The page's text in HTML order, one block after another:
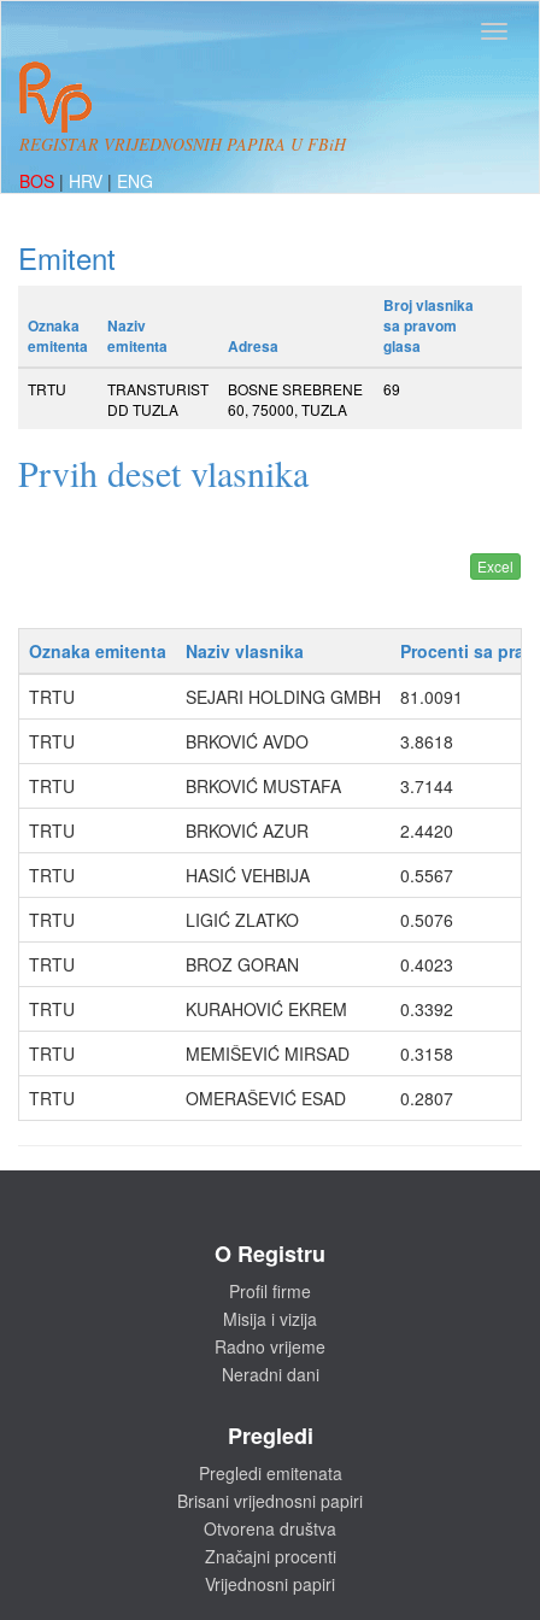
REGISTAR VRIJEDNOSNIH PAPIRA U FBiH
BOS | HRV | ENG
Emitent
Oznaka
emitenta
Naziv
emitenta
Adresa
Broj vlasnika
sa pravom
glasa
TRTU
TRANSTURIST
DD TUZLA
BOSNE SREBRENE
60, 75000, TUZLA
69
Prvih deset vlasnika
Oznaka emitenta Naziv vlasnika
Procenti sa
TRTU
SEJARI HOLDING GMBH
81.0091
TRTU
BRKOVIĆ AVDO
3.8618
TRTU
BRKOVIĆ MUSTAFA
3.7144
TRTU
BRKOVIĆ AZUR
2.4420
TRTU
HASIĆ VEHBIJA
0.5567
TRTU
LIGIĆ ZLATKO
0.5076
TRTU
BROZ GORAN
0.4023
TRTU
KURAHOVIĆ EKREM
0.3392
TRTU
MEMIŠEVIĆ MIRSAD
0.3158
TRTU
OMERAŠEVIĆ ESAD 0.2807
O Registru
Profil firme
Misija i vizija
Radno vrijeme
Neradni dani
Pregledi
Pregledi emitenata
Brisani vrijednosni papiri
Otvorena društva
Značajni procenti
Vrijednosni papiri